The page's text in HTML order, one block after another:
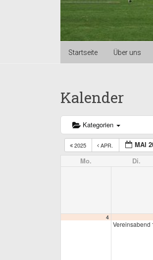
Startseite Über uns
Kalender
Kategorien
2025 APR. MAI
Mo. Di.
4
Vereinsabend